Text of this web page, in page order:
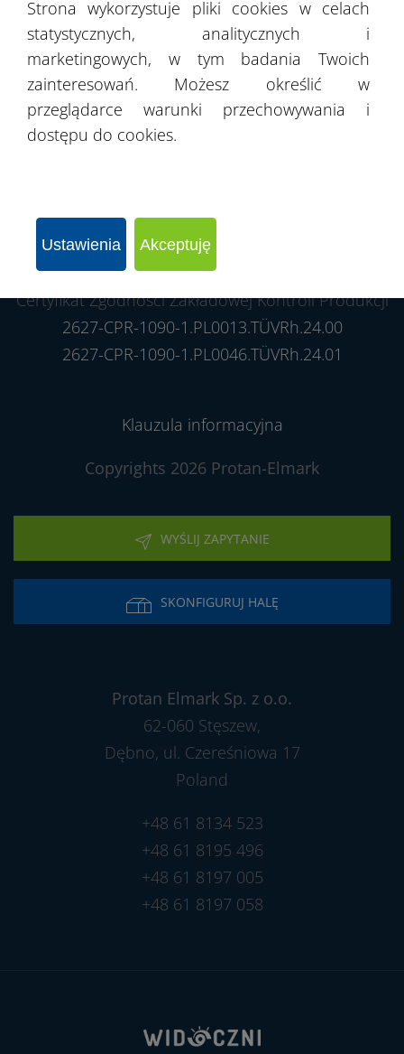
Sygnalistów
Certyfikat Zgodności Zakładowej Kontroli Produkcji
2627-CPR-1090-1.PL0013.TÜVRh.24.00
2627-CPR-1090-1.PL0046.TÜVRh.24.01
Klauzula informacyjna
Copyrights 2026 Protan-Elmark
WYŚLIJ ZAPYTANIE
SKONFIGURUJ HALĘ
Protan Elmark Sp. z o.o.
62-060 Stęszew,
Dębno, ul. Czereśniowa 17
Poland
+48 61 8134 523
+48 61 8195 496
+48 61 8197 005
+48 61 8197 058
Strona wykorzystuje pliki cookies w celach
statystycznych, analitycznych i
marketingowych, w tym badania Twoich
zainteresowań. Możesz określić w
przeglądarce warunki przechowywania i
dostępu do cookies.
Ustawienia Akceptuję